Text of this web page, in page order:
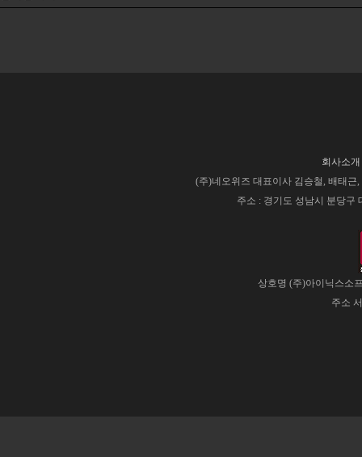
회사소개
(주)네오위즈 대표이사 김승철, 배태근
주소 : 경기도 성남시 분당구
상호명 (주)아이닉스소
주소